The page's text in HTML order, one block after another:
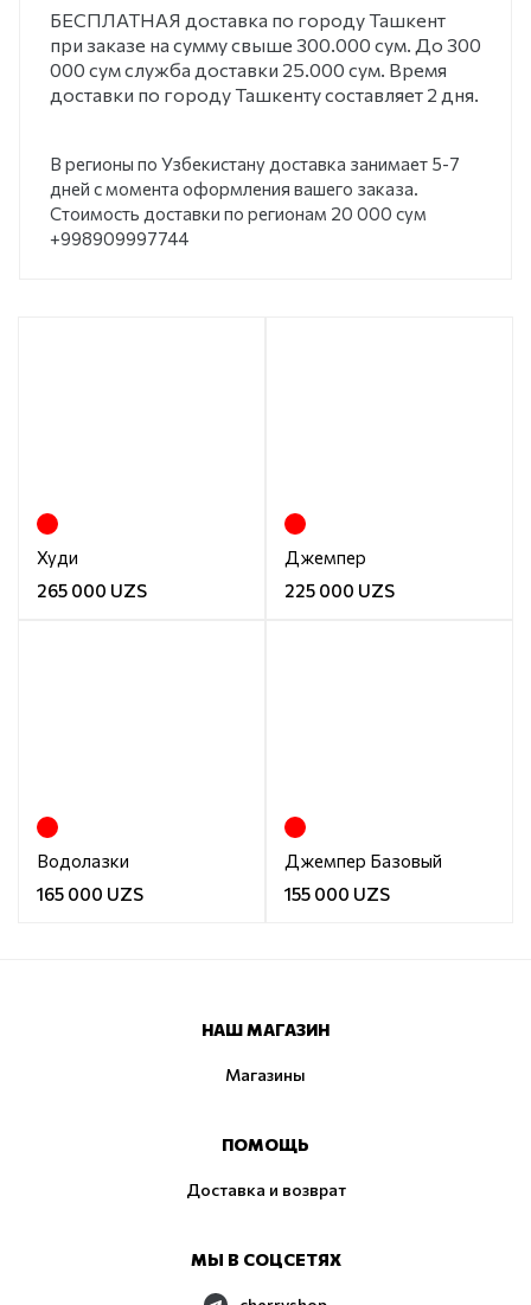
БЕСПЛАТНАЯ доставка по городу Ташкент
при заказе на сумму свыше 300.000 сум. До 300
000 сум служба доставки 25.000 сум. Время
доставки по городу Ташкенту составляет 2 дня.
В регионы по Узбекистану доставка занимает 5-7
дней с момента оформления вашего заказа.
Стоимость доставки по регионам 20 000 сум
+998909997744
Худи
265 000 UZS
Джемпер
225 000 UZS
Водолазки
165 000 UZS
Джемпер Базовый
155 000 UZS
НАШ МАГАЗИН
Магазины
ПОМОЩЬ
Доставка и возврат
МЫ В СОЦСЕТЯХ